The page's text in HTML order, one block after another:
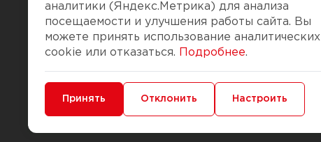
Чтобы вам легко работалось
Доставка и оплата
аналитики (Яндекс.Метрика) для анализа
посещаемости и улучшения работы сайта. Вы
можете принять использование аналитических
cookie или отказаться.
Подробнее.
Минимальные Функциональные/Аналитические
Принять Отклонить Настроить